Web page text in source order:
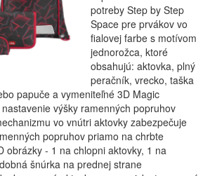
potreby Step by Step
Space pre prvákov vo
fialovej farbe s motívom
jednorožca, ktoré
obsahujú: aktovka, plný
peračník, vrecko, taška
papuče a vymeniteľné 3D Magic
výšky ramenných popruhov
vo vnútri aktovky zabezpečuje
popruhov priamo na chrbte
obrázky - 1 na chlopni aktovky, 1 na
šnúrka na prednej strane